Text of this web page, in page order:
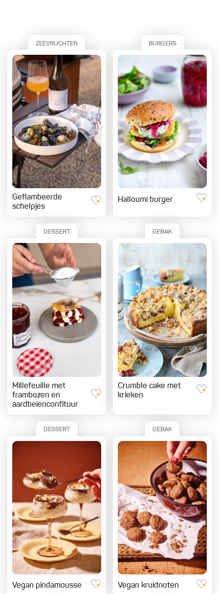
ZEEVRUCHTEN
Geflambeerde
schelpjes
BURGERS
Halloumi burger
DESSERT
Millefeuille met
frambozen en
aardbeienconfituur
GEBAK
Crumble cake met
krieken
DESSERT
Vegan pindamousse
GEBAK
Vegan kruidnoten